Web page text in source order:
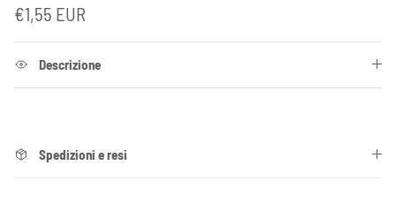
Prezzo normale
€1,55 EUR
Descrizione
Spedizioni e resi